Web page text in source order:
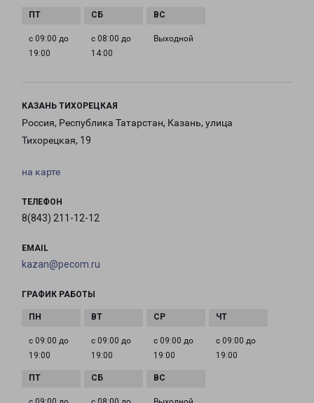
с 09:00 до
19:00
с 08:00 до
14:00
Выходной
КАЗАНЬ ТИХОРЕЦКАЯ
Россия, Республика Татарстан, Казань, улица
Тихорецкая, 19
на карте
ТЕЛЕФОН
8(843) 211-12-12
EMAIL
kazan@pecom.ru
ГРАФИК РАБОТЫ
с 09:00 до
19:00
с 09:00 до
19:00
с 09:00 до
19:00
с 09:00 до
19:00